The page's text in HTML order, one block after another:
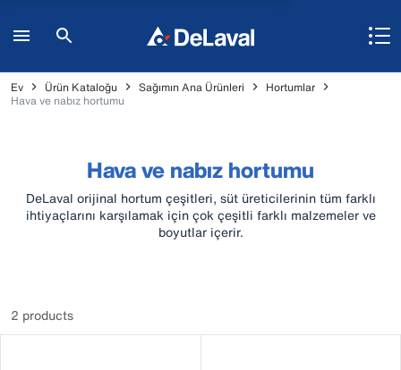
Ev Ürün Kataloğu Sağımın Ana Ürünleri
Hortumlar
Hava ve nabız hortumu
Hava ve nabız hortumu
DeLaval orijinal hortum çeşitleri, süt üreticilerinin tüm farklı
ihtiyaçlarını karşılamak için çok çeşitli farklı malzemeler ve
boyutlar içerir.
2 products